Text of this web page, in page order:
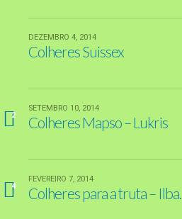
DEZEMBRO 4, 2014
Colheres Suissex
2
SETEMBRO 10, 2014
Colheres Mapso – Lukris
4
FEVEREIRO 7, 2014
Colheres para a truta – Ilba.